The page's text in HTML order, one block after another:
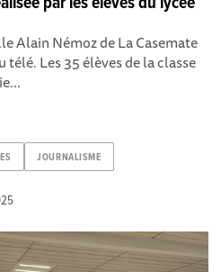
Alain Némoz de La Casemate
télé. Les 35 élèves de la classe
JOURNALISME